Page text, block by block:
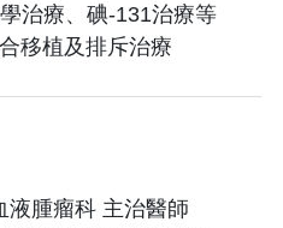
治療、碘-131治療等
移植及排斥治療
液腫瘤科 主治醫師